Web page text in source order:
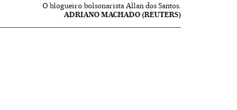
O blogueiro bolsonarista Allan dos Santos.
ADRIANO MACHADO (REUTERS)